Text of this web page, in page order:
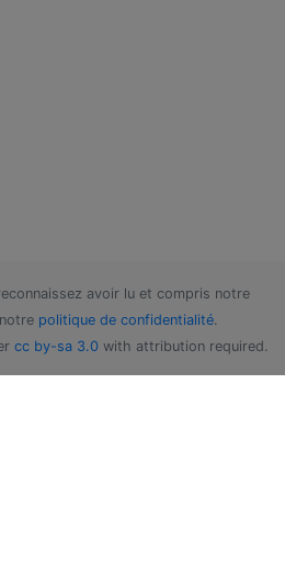
avoir lu et compris notre
politique de confidentialité.
cc by-sa 3.0 with attribution required.